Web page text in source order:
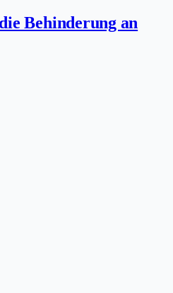
Behinderung an